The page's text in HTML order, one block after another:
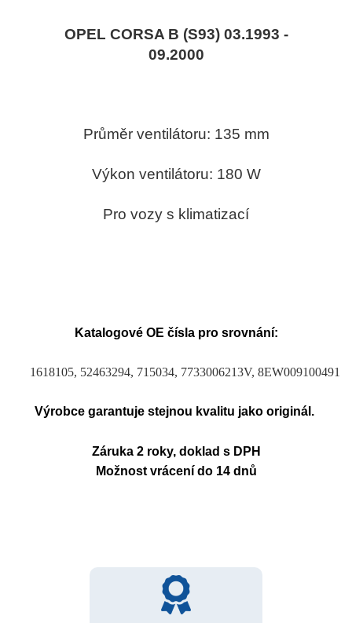
OPEL CORSA B (S93) 03.1993 -
09.2000
Průměr ventilátoru: 135 mm
Výkon ventilátoru: 180 W
Pro vozy s klimatizací
Katalogové OE čísla pro srovnání:
1618105, 52463294, 715034, 7733006213V, 8EW009100491
Výrobce garantuje stejnou kvalitu jako originál.
Záruka 2 roky, doklad s DPH
Možnost vrácení do 14 dnů